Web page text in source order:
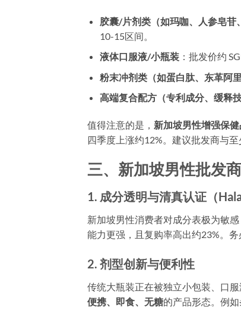
胶囊/片剂类（如玛咖、人参皂苷
10-15区间。
液体口服液/小瓶装：批发价约
粉末冲剂类（如蛋白肽、东革阿里
高端复合配方（专利成分、缓释技
值得注意的是， 新加坡男性增强保
四季度上涨约12%。建议批发商与
三、新加坡男性批发
1. 成分透明与清真认证（
新加坡男性消费者对成分表极为敏
能力更强，且复购率高出约23%。
2. 剂型创新与便利性
传统大瓶装正在被独立小包装、口
便携、即食、无糖的产品形态。例